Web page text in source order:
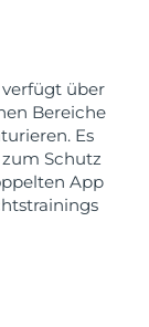
verfügt über
Bereiche
Es
Schutz
App